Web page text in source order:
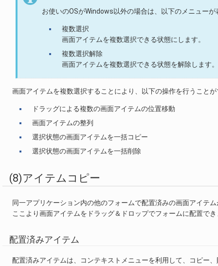
お使いのOSがWindows以外の場合は、以下のメニューが
複数選択
画面アイテムを複数選択できる状態にします。
複数選択解除
画面アイテムを複数選択できる状態を解除します。
画面アイテムを複数選択することにより、以下の操作を行うこと
ドラッグによる複数の画面アイテムの位置移動
画面アイテムの整列
選択状態の画面アイテムを一括コピー
選択状態の画面アイテムを一括削除
(8)アイテムコピー
同一アプリケーション内の他のフォームで配置済みの画面アイテ
ここより画面アイテムをドラッグ＆ドロップでフォームに配置で
配置済みアイテム
配置済みアイテムは、コンテキストメニューを利用して、コピー